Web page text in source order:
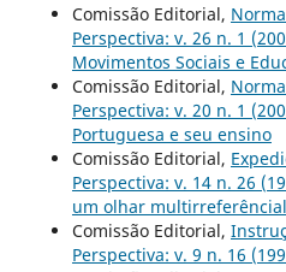
Comissão Editorial,
Perspectiva: v. 26 n. 1
Movimentos Sociais e
Comissão Editorial,
Perspectiva: v. 20 n. 1
Portuguesa e seu ensino
Comissão Editorial,
Perspectiva: v. 14 n. 26
um olhar multirreferêncial
Comissão Editorial,
Perspectiva: v. 9 n. 16